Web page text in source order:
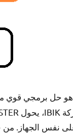
هو حل برمجي قوي